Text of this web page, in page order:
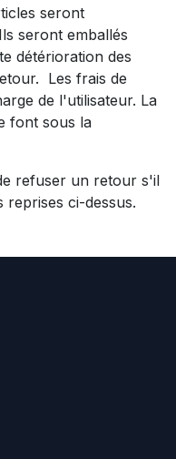
seront
seront emballés
détérioration des
Les frais de
de l'utilisateur. La
font sous la
refuser un retour s'il
reprises ci-dessus.